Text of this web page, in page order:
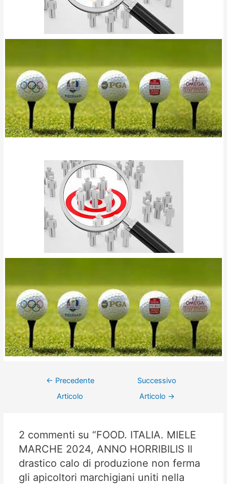
← Precedente
Articolo
Successivo
Articolo →
2 commenti su “FOOD. ITALIA. MIELE
MARCHE 2024, ANNO HORRIBILIS Il
drastico calo di produzione non ferma
gli apicoltori marchigiani uniti nella